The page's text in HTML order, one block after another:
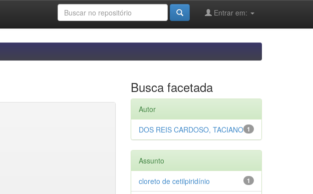
Entrar em:
Busca facetada
Autor
1
DOS REIS CARDOSO, TACIANO
Assunto
1
cloreto de cetilpiridínio